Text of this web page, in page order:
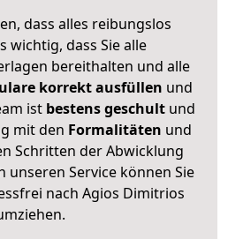
dass alles reibungslos
wichtig, dass Sie alle
bereithalten und alle
korrekt ausfüllen und
ist bestens geschult und
mit den Formalitäten und
Schritten der Abwicklung
unseren Service können Sie
nach Agios Dimitrios